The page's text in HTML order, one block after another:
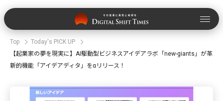
Top
Today's PICK UP
【起業家の夢を現実に】AI駆動型ビジネスアイデアラボ「new-giants」が革
新的機能「アイデアディタ」をαリリース！